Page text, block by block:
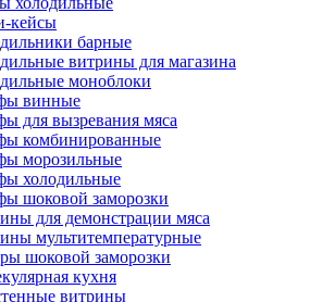
кейсы
барные
витрины для магазина
моноблоки
винные
для вызревания мяса
комбинированные
морозильные
холодильные
шоковой заморозки
для демонстрации мяса
мультитемпературные
шоковой заморозки
кухня
витрины